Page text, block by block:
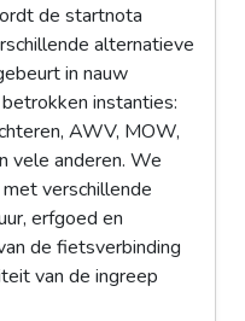
de startnota
alternatieve
in nauw
instanties:
AWV, MOW,
vele anderen. We
verschillende
erfgoed en
de fietsverbinding
van de ingreep